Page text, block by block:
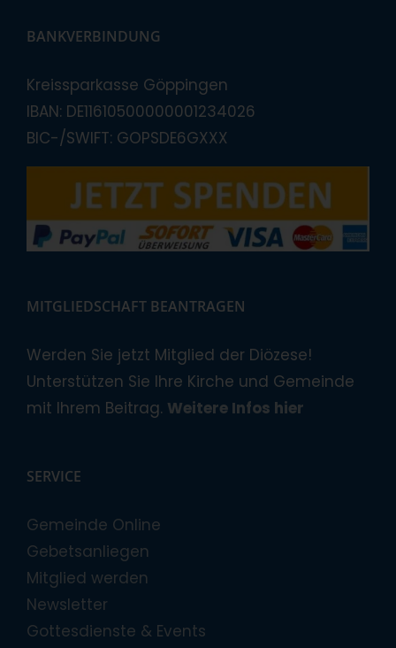
BANKVERBINDUNG
Kreissparkasse Göppingen
IBAN: DE11610500000001234026
BIC-/SWIFT: GOPSDE6GXXX
MITGLIEDSCHAFT BEANTRAGEN
Werden Sie jetzt Mitglied der Diözese!
Unterstützen Sie Ihre Kirche und Gemeinde
mit Ihrem Beitrag. Weitere Infos hier
SERVICE
Gemeinde Online
Gebetsanliegen
Mitglied werden
Newsletter
Gottesdienste & Events